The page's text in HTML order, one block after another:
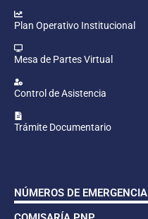
Plan Operativo Institucional
Mesa de Partes Virtual
Control de Asistencia
Trámite Documentario
NÚMEROS DE EMERGENCIA